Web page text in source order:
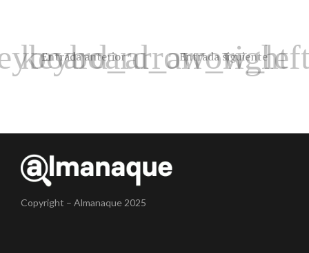
Entrada anterior Entrada siguiente
Copyright – Almanaque 2025